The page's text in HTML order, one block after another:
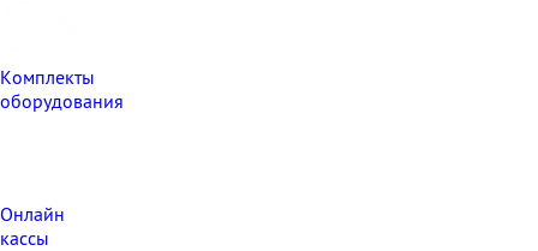
Комплекты
оборудования
Онлайн
кассы